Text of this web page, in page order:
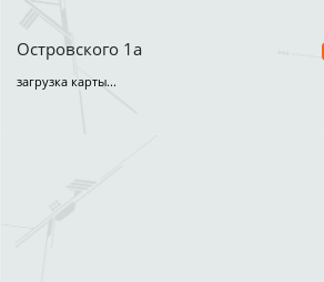
Островского 1а
загрузка карты...